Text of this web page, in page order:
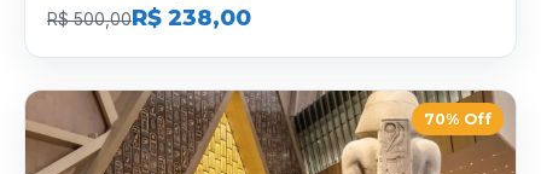
R$ 500,00R$ 238,00
70% Off